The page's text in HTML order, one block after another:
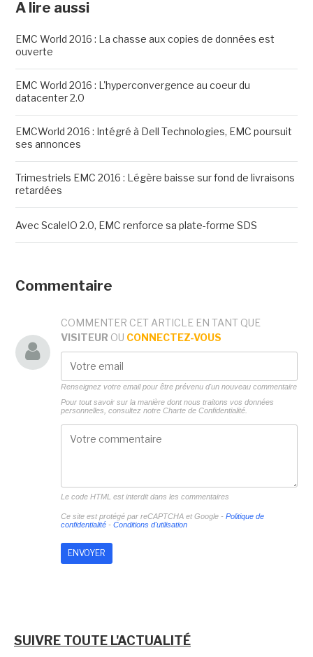
A lire aussi
EMC World 2016 : La chasse aux copies de données est
ouverte
EMC World 2016 : L'hyperconvergence au coeur du
datacenter 2.0
EMCWorld 2016 : Intégré à Dell Technologies, EMC poursuit
ses annonces
Trimestriels EMC 2016 : Légère baisse sur fond de livraisons
retardées
Avec ScaleIO 2.0, EMC renforce sa plate-forme SDS
Commentaire
COMMENTER CET ARTICLE EN TANT QUE
VISITEUR OU CONNECTEZ-VOUS
Renseignez votre email pour être prévenu d'un nouveau commentaire
Pour tout savoir sur la manière dont nous traitons vos données
personnelles, consultez notre Charte de Confidentialité.
Le code HTML est interdit dans les commentaires
Ce site est protégé par reCAPTCHA et Google - Politique de
confidentialité- Conditions d'utilisation
SUIVRE TOUTE L'ACTUALITÉ